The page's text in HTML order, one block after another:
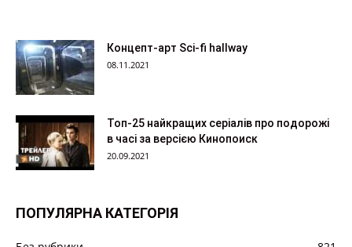
Концепт-арт Sci-fi hallway
08.11.2021
Топ-25 найкращих серіалів про подорожі
в часі за версією Кинопоиск
20.09.2021
ПОПУЛЯРНА КАТЕГОРІЯ